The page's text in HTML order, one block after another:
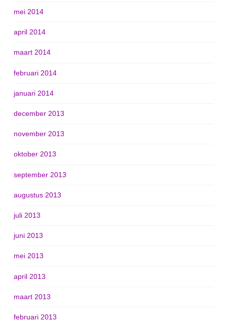
mei 2014
april 2014
maart 2014
februari 2014
januari 2014
december 2013
november 2013
oktober 2013
september 2013
augustus 2013
juli 2013
juni 2013
mei 2013
april 2013
maart 2013
februari 2013